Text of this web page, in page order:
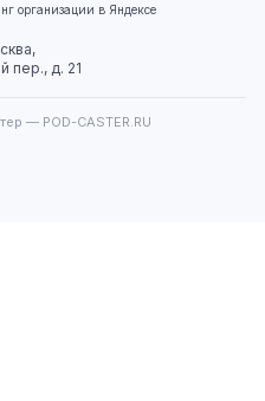
организации в Яндексе
пер., д. 21
— POD-CASTER.RU